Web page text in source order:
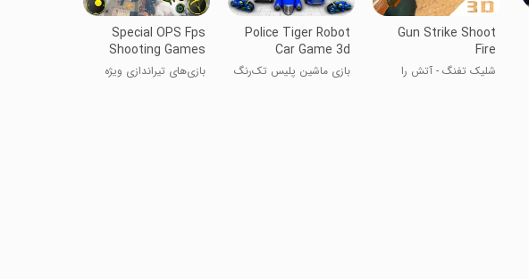
Gun Strike Shoot
Fire
شلیک تفنگ - آتش را
Police Tiger Robot
Car Game 3d
بازی ماشین پلیس تک‌رنگ
Special OPS Fps
Shooting Games
بازی‌های تیراندازی ویژه